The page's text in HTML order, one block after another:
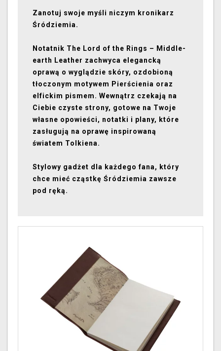
Zanotuj swoje myśli niczym kronikarz
Śródziemia.
Notatnik The Lord of the Rings – Middle-
earth Leather zachwyca elegancką
oprawą o wyglądzie skóry, ozdobioną
tłoczonym motywem Pierścienia oraz
elfickim pismem. Wewnątrz czekają na
Ciebie czyste strony, gotowe na Twoje
własne opowieści, notatki i plany, które
zasługują na oprawę inspirowaną
światem Tolkiena.
Stylowy gadżet dla każdego fana, który
chce mieć cząstkę Śródziemia zawsze
pod ręką.